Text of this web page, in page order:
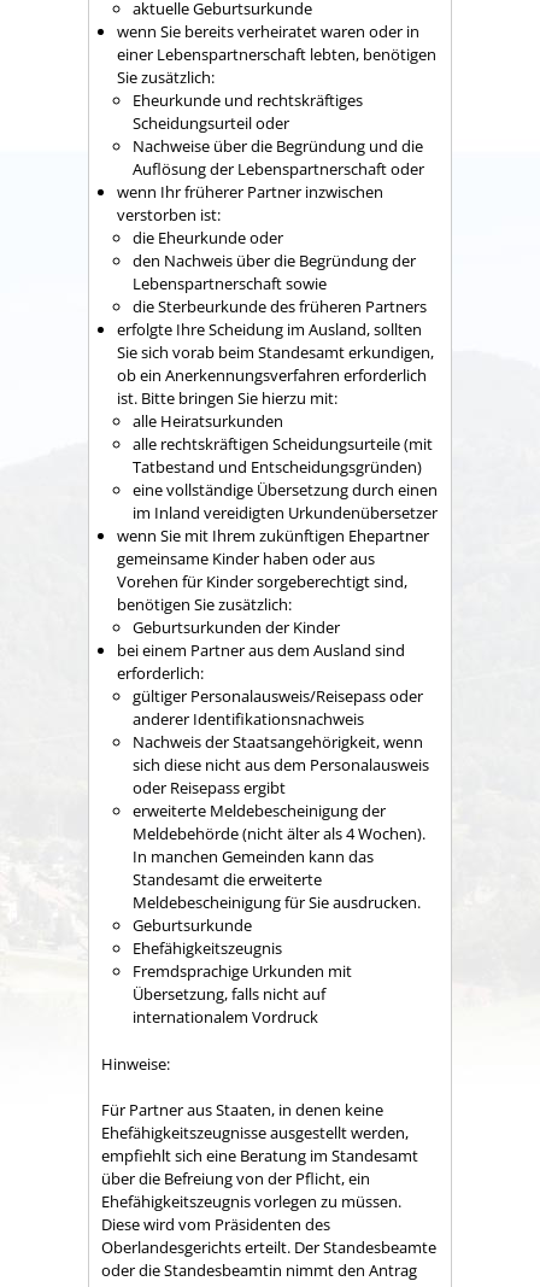
​​​​​aktuelle Geburtsurkunde
wenn Sie bereits verheiratet waren oder in
einer Lebenspartnerschaft lebten, benötigen
Sie zusätzlich:
Eheurkunde und rechtskräftiges
Scheidungsurteil oder
Nachweise über die Begründung und die
Auflösung der Lebenspartnerschaft oder
wenn Ihr früherer Partner inzwischen
verstorben ist:
die Eheurkunde oder
den Nachweis über die Begründung der
Lebenspartnerschaft sowie
die Sterbeurkunde des früheren Partners
erfolgte Ihre Scheidung im Ausland, sollten
Sie sich vorab beim Standesamt erkundigen,
ob ein Anerkennungsverfahren erforderlich
ist. Bitte bringen Sie hierzu mit:
alle Heiratsurkunden
alle rechtskräftigen Scheidungsurteile (mit
Tatbestand und Entscheidungsgründen)
eine vollständige Übersetzung durch einen
im Inland vereidigten Urkundenübersetzer
wenn Sie mit Ihrem zukünftigen Ehepartner
gemeinsame Kinder haben oder aus
Vorehen für Kinder sorgeberechtigt sind,
benötigen Sie zusätzlich:
​​​​​​​Geburtsurkunden der Kinder
bei einem Partner aus dem Ausland sind
erforderlich:
​​​​​​gültiger Personalausweis/Reisepass oder
anderer Identifikationsnachweis
​​​​​​​Nachweis der Staatsangehörigkeit, wenn
sich diese nicht aus dem Personalausweis
oder Reisepass ergibt
erweiterte Meldebescheinigung der
Meldebehörde (nicht älter als 4 Wochen).
In manchen Gemeinden kann das
Standesamt die erweiterte
Meldebescheinigung für Sie ausdrucken.
Geburtsurkunde
Ehefähigkeitszeugnis
Fremdsprachige Urkunden mit
Übersetzung, falls nicht auf
internationalem Vordruck
Hinweise:
Für Partner aus Staaten, in denen keine
Ehefähigkeitszeugnisse ausgestellt werden,
empfiehlt sich eine Beratung im Standesamt
über die Befreiung von der Pflicht, ein
Ehefähigkeitszeugnis vorlegen zu müssen.
Diese wird vom Präsidenten des
Oberlandesgerichts erteilt. Der Standesbeamte
oder die Standesbeamtin nimmt den Antrag